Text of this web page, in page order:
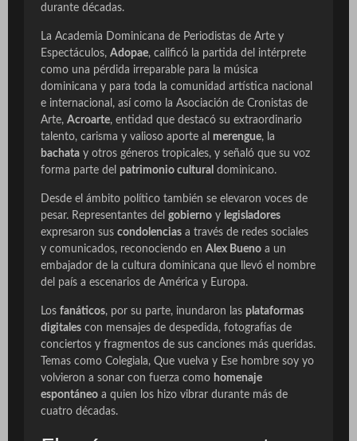
durante décadas.
La Academia Dominicana de Periodistas de Arte y
Espectáculos, Adopae, calificó la partida del intérprete
como una pérdida irreparable para la música
dominicana y para toda la comunidad artística nacional
e internacional, así como la Asociación de Cronistas de
Arte, Acroarte, entidad que destacó su extraordinario
talento, carisma y valioso aporte al merengue, la
bachata y otros géneros tropicales, y señaló que su voz
forma parte del patrimonio cultural dominicano.
Desde el ámbito político también se elevaron voces de
pesar. Representantes del gobierno y legisladores
expresaron sus condolencias a través de redes sociales
y comunicados, reconociendo en Alex Bueno a un
embajador de la cultura dominicana que llevó el nombre
del país a escenarios de América y Europa.
Los fanáticos, por su parte, inundaron las plataformas
digitales con mensajes de despedida, fotografías de
conciertos y fragmentos de sus canciones más queridas.
Temas como Colegiala, Que vuelva y Ese hombre soy yo
volvieron a sonar con fuerza como homenaje
espontáneo a quien los hizo vibrar durante más de
cuatro décadas.